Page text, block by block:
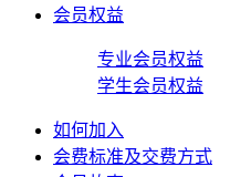
会员权益
专业会员权益
学生会员权益
如何加入
会费标准及交费方式